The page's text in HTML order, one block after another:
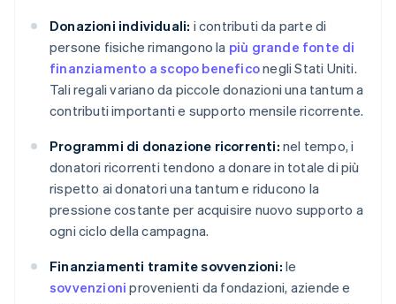
Donazioni individuali: i contributi da parte di
persone fisiche rimangono la più grande fonte di
finanziamento a scopo beneficonegli Stati Uniti.
Tali regali variano da piccole donazioni una tantum a
contributi importanti e supporto mensile ricorrente.
Programmi di donazione ricorrenti: nel tempo, i
donatori ricorrenti tendono a donare in totale di più
rispetto ai donatori una tantum e riducono la
pressione costante per acquisire nuovo supporto a
ogni ciclo della campagna.
Finanziamenti tramite sovvenzioni: le
sovvenzioni provenienti da fondazioni, aziende e